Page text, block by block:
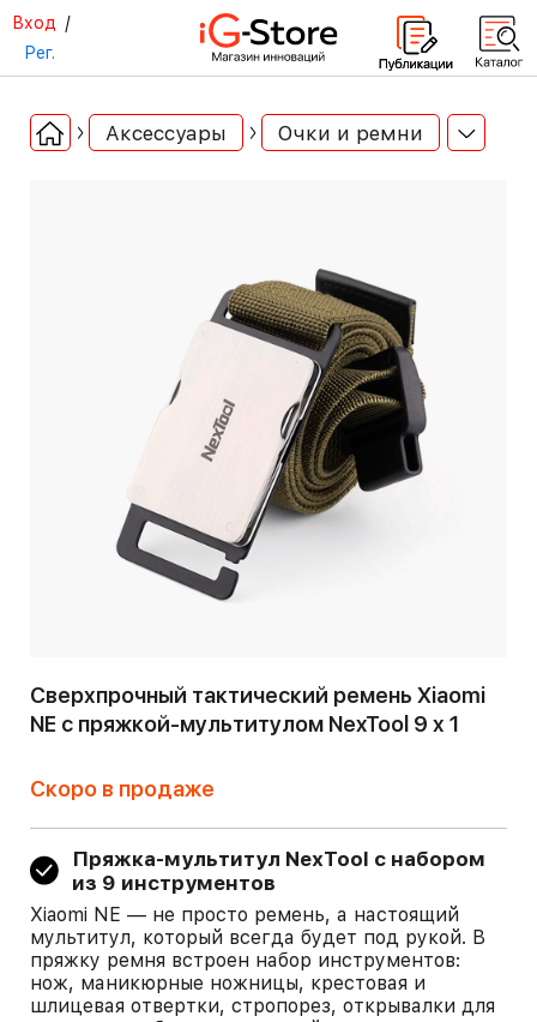
Вход /
Рег.
Аксессуары Очки и ремни
Сверхпрочный тактический ремень Xiaomi
NE с пряжкой-мультитулом NexTool 9 х 1
Скоро в продаже
Пряжка-мультитул NexTool с набором
из 9 инструментов
Xiaomi NE — не просто ремень, а настоящий
мультитул, который всегда будет под рукой. В
пряжку ремня встроен набор инструментов:
нож, маникюрные ножницы, крестовая и
шлицевая отвертки, стропорез, открывалки для